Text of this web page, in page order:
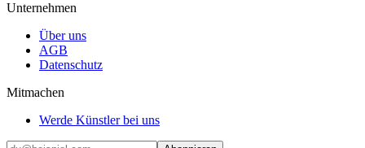
Unternehmen
Über uns
AGB
Datenschutz
Mitmachen
Werde Künstler bei uns